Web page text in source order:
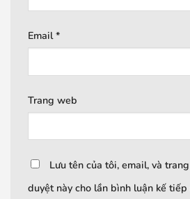
Email*
Trang web
Lưu tên của tôi, email, và
duyệt này cho lần bình luận kế tiếp